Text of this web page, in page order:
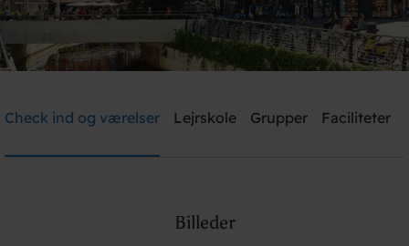
Brug for hjælp? Ring+45 8610 1020
Check ind og værelser Lejrskole Grupper Faciliteter
Billeder